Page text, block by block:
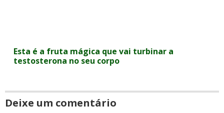
Esta é a fruta mágica que vai turbinar a
testosterona no seu corpo
Deixe um comentário